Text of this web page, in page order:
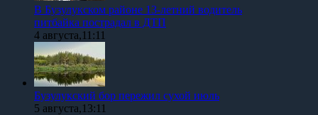
В Бузулукском районе 13-летний водитель
питбайка пострадал в ДТП
4 августа,11:11
Бузулукский бор пережил сухой июль
5 августа,13:11